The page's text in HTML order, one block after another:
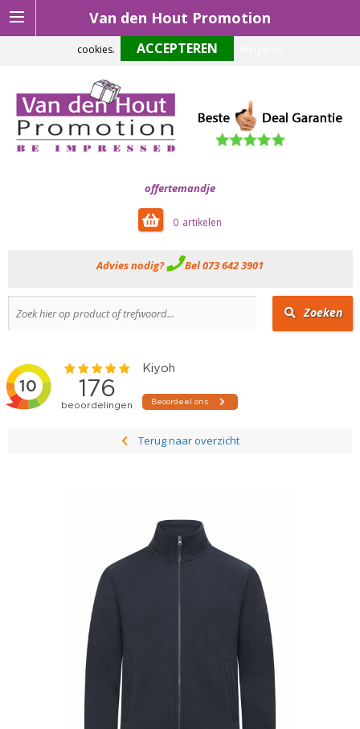
Van den Hout Promotion
offertemandje
0
Advies nodig? Bel 073 642 3901
Zoeken
Terug naar overzicht
Om onze website optimaal te laten functioneren maken wij gebruik van
cookies.